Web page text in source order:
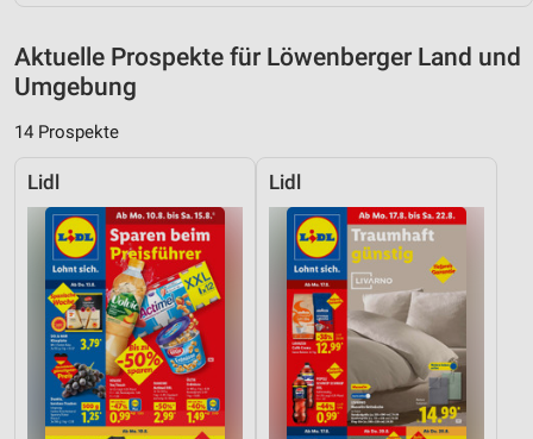
Aktuelle Prospekte für Löwenberger Land und
Umgebung
14 Prospekte
Lidl Lidl